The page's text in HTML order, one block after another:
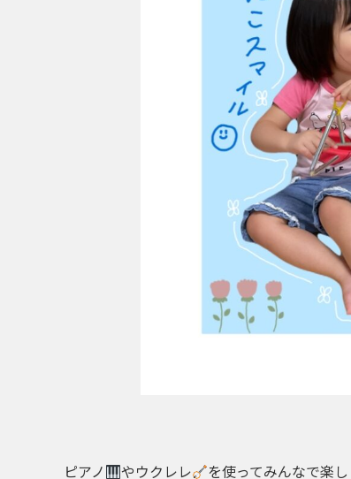
ピアノ やウクレレ を使ってみんなで楽